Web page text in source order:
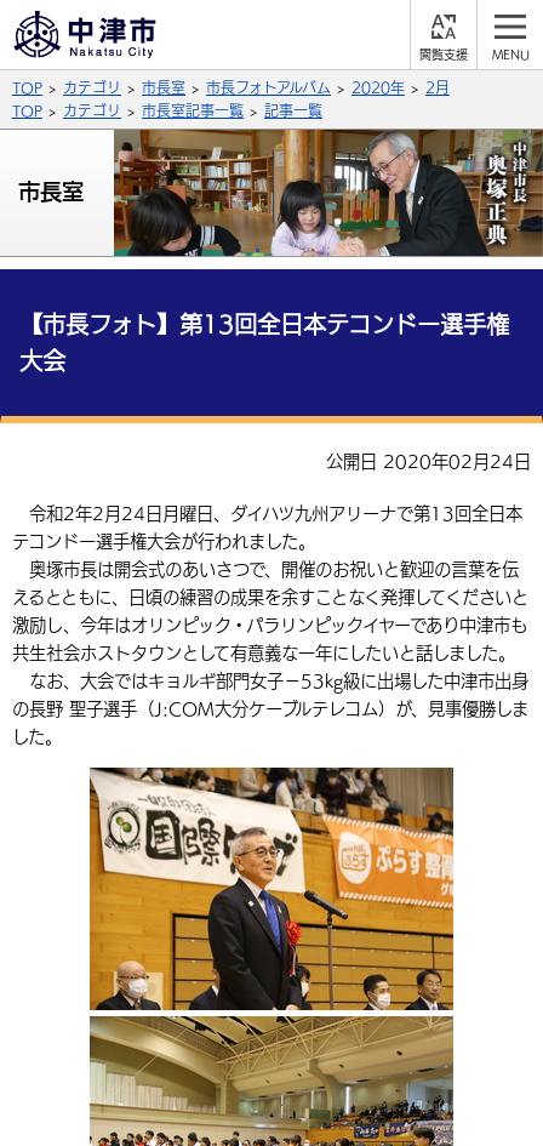
支
背景色
青 白
文字の大きさ
拡大 標準 縮小
英語（English）
中国語（繁体字） 韓国語（한국어）
組織案内
公式SNS
X (Twitter) YouTube
サイト内検索
総合メニュー
くらしの情報
届出・登録・証明 保険・年金
健康・予防
税金 住宅・インフラ
環境・衛生 生涯学習・スポーツ・人権
選挙 外国人の方向け情報
事業者の方へ
産業・雇用
農林水産業 税金
都市整備
施設情報 子どもを預ける
手当・助成 健康・医療
相談・支援・情報 計画・施策
観光・移住
観光なび スポットを探す
遊ぶ・体験する グルメ・食べる
買う・おみやげ 四季のイベント・祭り
移住・定住
市政情報
中津市について 市役所の紹介
地方創生・地域活性化 広報・広聴
行政・計画
TOP カテゴリ 市長室 市長フォトアルバム 2020年
2月
TOP
カテゴリ 市長室記事一覧 記事一覧
市長室
【市長フォト】第13回全日本テコンドー選手権
大会
公開日 2020年02月24日
令和2年2月24日月曜日、ダイハツ九州アリーナで第13回全日本
テコンドー選手権大会が行われました。
奥塚市長は開会式のあいさつで、開催のお祝いと歓迎の言葉を伝
えるとともに、日頃の練習の成果を余すことなく発揮してくださいと
激励し、今年はオリンピック・パラリンピックイヤーであり中津市も
共生社会ホストタウンとして有意義な一年にしたいと話しました。
なお、大会ではキョルギ部門女子－53kg級に出場した中津市出身
の長野 聖子選手（J:COM大分ケーブルテレコム）が、見事優勝しま
した。